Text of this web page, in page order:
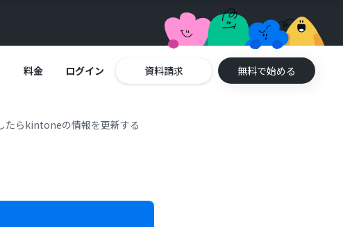
料金 ログイン 資料請求 無料で始める
らkintoneの情報を更新する